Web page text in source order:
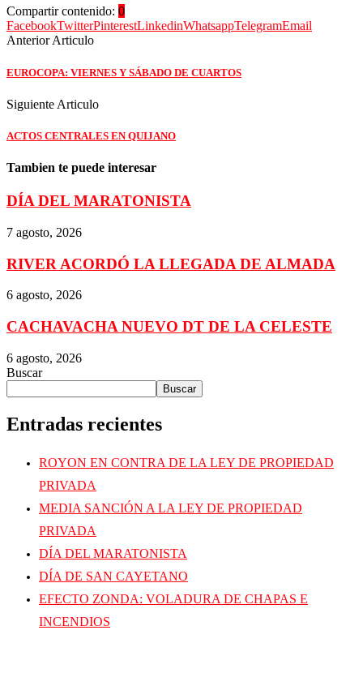
Compartir contenido: 0
FacebookTwitterPinterestLinkedinWhatsappTelegramEmail
Anterior Articulo
EUROCOPA: VIERNES Y SÁBADO DE CUARTOS
Siguiente Articulo
ACTOS CENTRALES EN QUIJANO
Tambien te puede interesar
DÍA DEL MARATONISTA
7 agosto, 2026
RIVER ACORDÓ LA LLEGADA DE ALMADA
6 agosto, 2026
CACHAVACHA NUEVO DT DE LA CELESTE
6 agosto, 2026
Buscar
Buscar
Entradas recientes
ROYON EN CONTRA DE LA LEY DE PROPIEDAD
PRIVADA
MEDIA SANCIÓN A LA LEY DE PROPIEDAD
PRIVADA
DÍA DEL MARATONISTA
DÍA DE SAN CAYETANO
EFECTO ZONDA: VOLADURA DE CHAPAS E
INCENDIOS